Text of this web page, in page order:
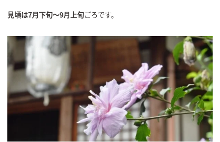
見頃は7月下旬～9月上旬ごろです。